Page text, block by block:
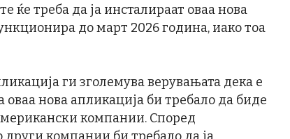
ќе треба да ја инсталираат оваа нова
до март 2026 година, иако тоа
ги зголемува верувањата дека е
нова апликација би требало да биде
компании. Според